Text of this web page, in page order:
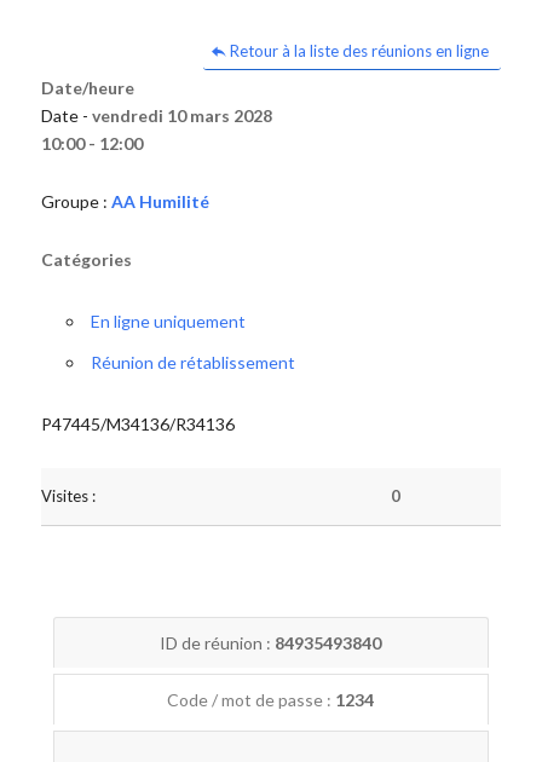
Retour à la liste des réunions en ligne
Date/heure
Date - vendredi 10 mars 2028
10:00 - 12:00
Groupe : AA Humilité
Catégories
En ligne uniquement
Réunion de rétablissement
P47445/M34136/R34136
Visites : 0
ID de réunion : 84935493840
Code / mot de passe : 1234